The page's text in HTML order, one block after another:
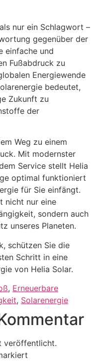
nur ein Schlagwort –
gegenüber der
einfache und
Fußabdruck zu
Energiewende
bedeutet,
Zukunft zu
der
Weg zu einem
Mit modernster
Service stellt Helia
optimal funktioniert
für Sie einfängt.
nicht nur eine
sondern auch
unseres Planeten.
schützen Sie die
Schritt in eine
von Helia Solar.
, Erneuerbare
, Solarenergie
veröffentlicht.